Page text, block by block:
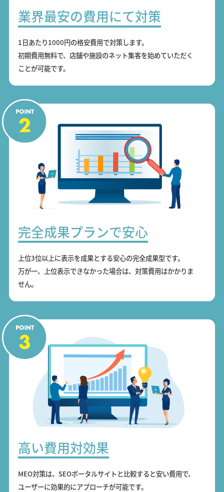
業界最安の費用にて対策
1日あたり1000円の格安費用で対策します。
初期費用無料で、店舗や施設のネット集客を始めていただく
ことが可能です。
完全成果プランで安心
上位3位以上に表示を成果とする安心の完全成果型です。
万が一、上位表示できなかった場合は、対策費用はかかりま
せん。
高い費用対効果
MEO対策は、SEOポータルサイトと比較すると安い費用で、
ユーザーに効果的にアプローチが可能です。